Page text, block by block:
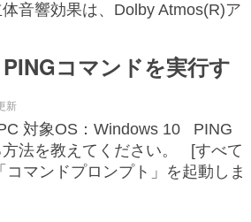
音響効果は、Dolby Atmos(R)ア
コマンドを実行す
新
対象OS：Windows 10 PING
方法を教えてください。 [すべて
マンドプロンプト」を起動しま